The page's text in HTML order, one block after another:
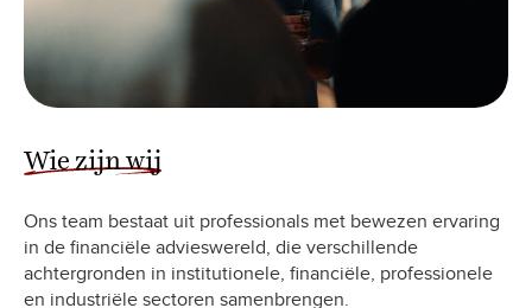
Wie zijn wij
Ons team bestaat uit professionals met bewezen ervaring
in de financiële advieswereld, die verschillende
achtergronden in institutionele, financiële, professionele
en industriële sectoren samenbrengen.